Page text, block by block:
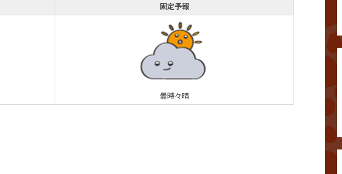
固定予報
曇時々晴